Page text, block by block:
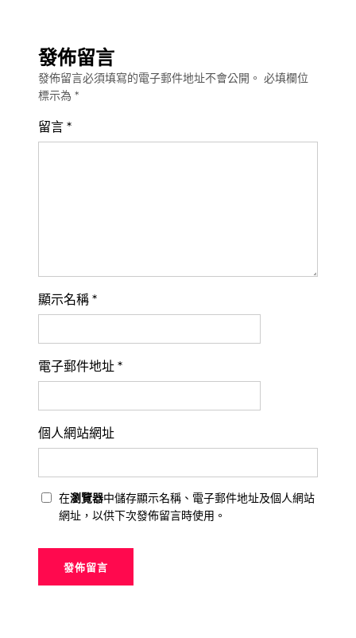
發佈留言
發佈留言必須填寫的電子郵件地址不會公開。 必填欄位
標示為 *
留言 *
顯示名稱 *
電子郵件地址 *
個人網站網址
在瀏覽器中儲存顯示名稱、電子郵件地址及個人網站
網址，以供下次發佈留言時使用。